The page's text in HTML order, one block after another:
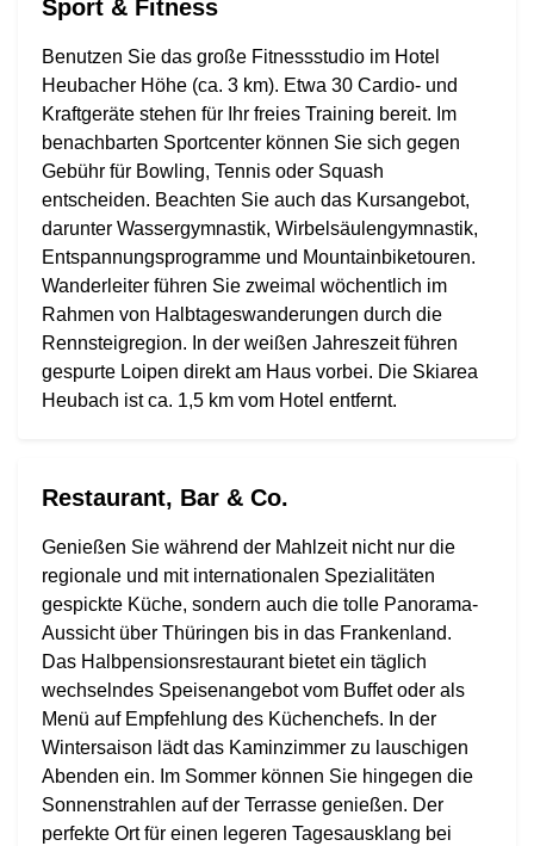
Sport & Fitness
Benutzen Sie das große Fitnessstudio im Hotel
Heubacher Höhe (ca. 3 km). Etwa 30 Cardio- und
Kraftgeräte stehen für Ihr freies Training bereit. Im
benachbarten Sportcenter können Sie sich gegen
Gebühr für Bowling, Tennis oder Squash
entscheiden. Beachten Sie auch das Kursangebot,
darunter Wassergymnastik, Wirbelsäulengymnastik,
Entspannungsprogramme und Mountainbiketouren.
Wanderleiter führen Sie zweimal wöchentlich im
Rahmen von Halbtageswanderungen durch die
Rennsteigregion. In der weißen Jahreszeit führen
gespurte Loipen direkt am Haus vorbei. Die Skiarea
Heubach ist ca. 1,5 km vom Hotel entfernt.
Restaurant, Bar & Co.
Genießen Sie während der Mahlzeit nicht nur die
regionale und mit internationalen Spezialitäten
gespickte Küche, sondern auch die tolle Panorama-
Aussicht über Thüringen bis in das Frankenland.
Das Halbpensionsrestaurant bietet ein täglich
wechselndes Speisenangebot vom Buffet oder als
Menü auf Empfehlung des Küchenchefs. In der
Wintersaison lädt das Kaminzimmer zu lauschigen
Abenden ein. Im Sommer können Sie hingegen die
Sonnenstrahlen auf der Terrasse genießen. Der
perfekte Ort für einen legeren Tagesausklang bei